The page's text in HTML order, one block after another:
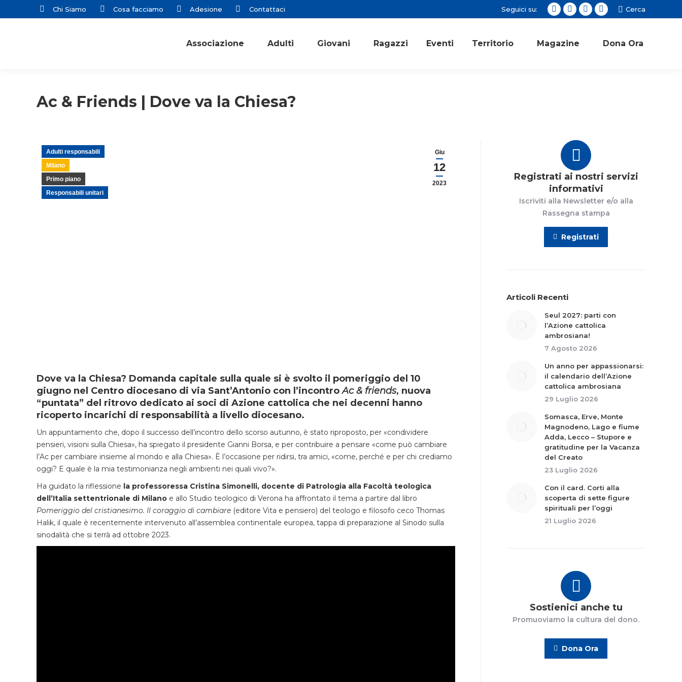
Chi Siamo Cosa facciamo Adesione Contattaci Seguici su:
Facebook
opens
Twitter
opens
Instagram
opens
YouTube
opens
Cerca:
Cerca
Associazione Adulti Giovani Ragazzi Eventi Territorio Magazine Dona Ora
Ac & Friends | Dove va la Chiesa?
Giu
12
2023
Adulti responsabili
Milano
Primo piano
Responsabili unitari
Dove va la Chiesa? Domanda capitale sulla quale si è svolto il pomeriggio del 10
giugno nel Centro diocesano di via Sant’Antonio con l’incontroAc & friends, nuova
“puntata” del ritrovo dedicato ai soci di Azione cattolica che nei decenni hanno
ricoperto incarichi di responsabilità a livello diocesano.
Un appuntamento che, dopo il successo dell’incontro dello scorso autunno, è stato riproposto, per «condividere
pensieri, visioni sulla Chiesa», ha spiegato il presidente Gianni Borsa, e per contribuire a pensare «come può cambiare
l’Ac per cambiare insieme al mondo e alla Chiesa». È l’occasione per ridirsi, tra amici, «come, perché e per chi crediamo
oggi? E quale è la mia testimonianza negli ambienti nei quali vivo?».
Ha guidato la riflessione la professoressa Cristina Simonelli, docente di Patrologia alla Facoltà teologica
dell’Italia settentrionale di Milano e allo Studio teologico di Verona ha affrontato il tema a partire dal libro
Pomeriggio del cristianesimo. Il coraggio di cambiare (editore Vita e pensiero) del teologo e filosofo ceco Thomas
Halik, il quale è recentemente intervenuto all’assemblea continentale europea, tappa di preparazione al Sinodo sulla
sinodalità che si terrà ad ottobre 2023.
Registrati ai nostri servizi
informativi
Iscriviti alla Newsletter e/o alla
Rassegna stampa
Registrati
Articoli Recenti
Seul 2027: parti con
l’Azione cattolica
ambrosiana!
7 Agosto 2026
Un anno per appassionarsi:
il calendario dell’Azione
cattolica ambrosiana
29 Luglio 2026
Somasca, Erve, Monte
Magnodeno, Lago e fiume
Adda, Lecco – Stupore e
gratitudine per la Vacanza
del Creato
23 Luglio 2026
Con il card. Corti alla
scoperta di sette figure
spirituali per l’oggi
21 Luglio 2026
Sostienici anche tu
Promuoviamo la cultura del dono.
Dona Ora